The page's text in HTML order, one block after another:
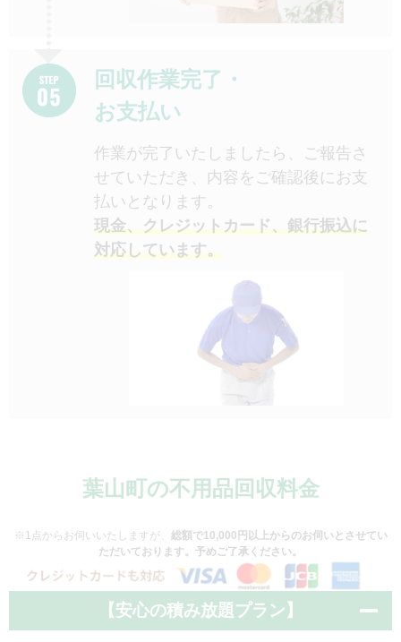
回収作業完了・
お支払い
作業が完了いたしましたら、ご報告さ
せていただき、内容をご確認後にお支
払いとなります。
現金、クレジットカード、銀行振込に
対応しています。
葉山町の不用品回収料金
※1点からお伺いいたしますが、 総額で10,000円以上からのお伺いとさせてい
ただいております。予めご了承ください。
【安心の積み放題プラン】